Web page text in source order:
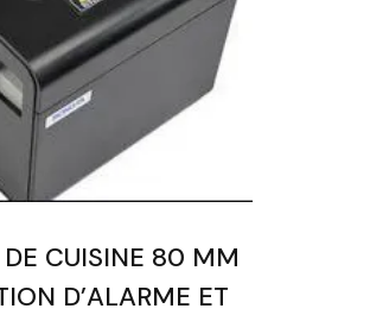
CUISINE 80 MM
D’ALARME ET